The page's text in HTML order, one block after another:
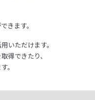
きます。
いただけます。
得できたり、
。